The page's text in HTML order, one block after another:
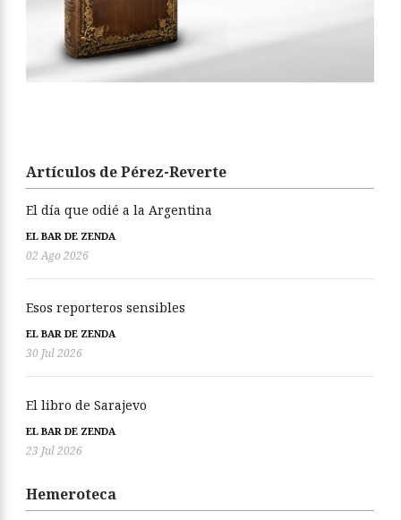
Artículos de Pérez-Reverte
El día que odié a la Argentina
EL BAR DE ZENDA
02 Ago 2026
Esos reporteros sensibles
EL BAR DE ZENDA
30 Jul 2026
El libro de Sarajevo
EL BAR DE ZENDA
23 Jul 2026
Hemeroteca